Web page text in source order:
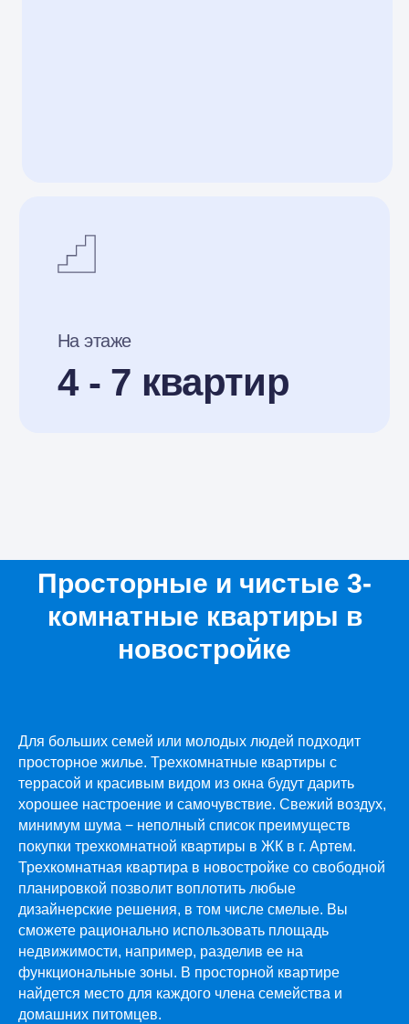
Просторные и чистые 3-
комнатные квартиры в
новостройке
Для больших семей или молодых людей подходит
просторное жилье. Трехкомнатные квартиры с
террасой и красивым видом из окна будут дарить
хорошее настроение и самочувствие. Свежий воздух,
минимум шума − неполный список преимуществ
покупки трехкомнатной квартиры в ЖК в г. Артем.
Трехкомнатная квартира в новостройке со свободной
планировкой позволит воплотить любые
дизайнерские решения, в том числе смелые. Вы
сможете рационально использовать площадь
недвижимости, например, разделив ее на
функциональные зоны. В просторной квартире
найдется место для каждого члена семейства и
домашних питомцев.